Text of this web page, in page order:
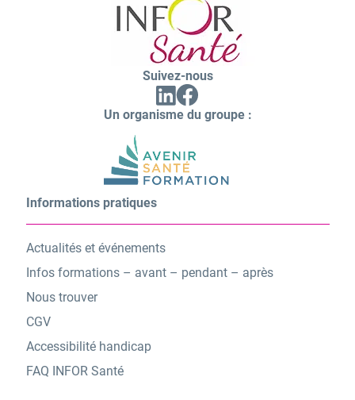
Suivez-nous
Linkedin
(ouvrir
vers
onglet)
vers
un
Un organisme du groupe :
Informations pratiques
Actualités et événements
Infos formations – avant – pendant – après
Nous trouver
CGV
Accessibilité handicap
FAQ INFOR Santé